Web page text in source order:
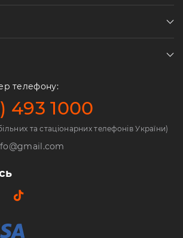
телефону:
493 1000
та стаціонарних телефонів України)